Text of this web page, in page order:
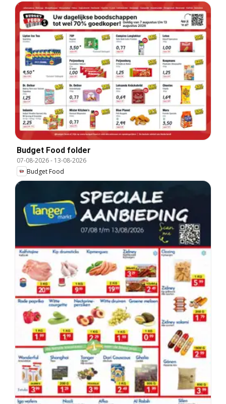
Budget Food folder
07-08-2026- 13-08-2026
Budget Food